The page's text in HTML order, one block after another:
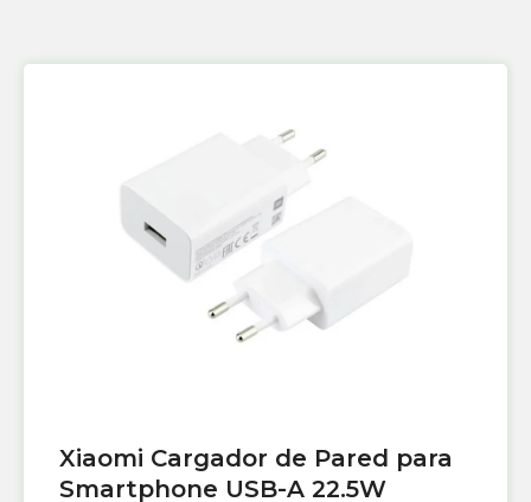
Xiaomi Cargador de Pared para
Smartphone USB-A 22.5W